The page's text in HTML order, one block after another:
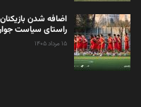
اضافه شدن
راستای سیاست
۱۵ مرداد ۱۴۰۵